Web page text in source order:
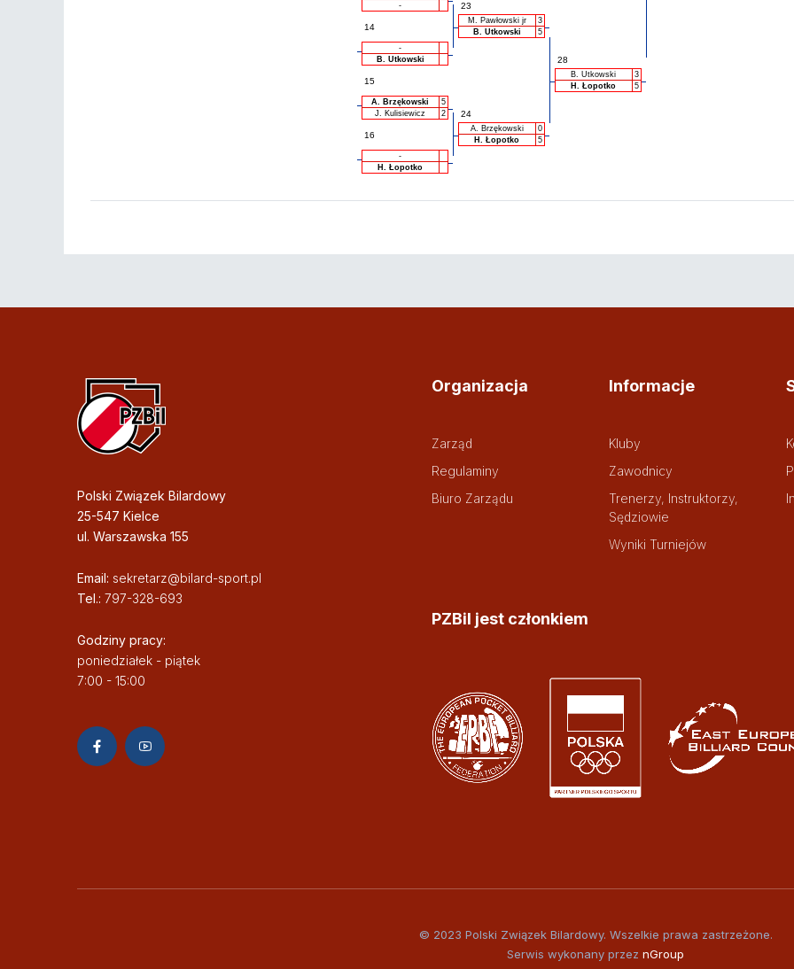
-
23
M. Pawłowski jr
3
B. Utkowski
5
28
14
-
B. Utkowski
B. Utkowski
3
H. Łopotko
5
15
A. Brzękowski
5
J. Kulisiewicz
2 24
A. Brzękowski
0
H. Łopotko
5
16
-
H. Łopotko
Polski Związek Bilardowy
25-547 Kielce
ul. Warszawska 155
Email: sekretarz@bilard-sport.pl
Tel.: 797-328-693
Godziny pracy:
poniedziałek - piątek
7:00 - 15:00
Organizacja
Zarząd
Regulaminy
Biuro Zarządu
Informacje
Kluby
Zawodnicy
Trenerzy, Instruktorzy,
Sędziowie
Wyniki Turniejów
PZBil jest członkiem
© 2023 Polski Związek Bilardowy. Wszelkie prawa zastrzeżone.
Serwis wykonany przez nGroup